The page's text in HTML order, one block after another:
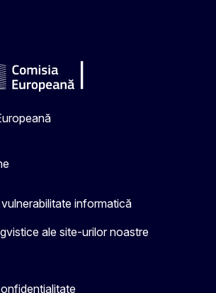
informatică
ale site-urilor noastre